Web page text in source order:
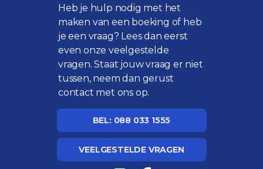
Heb je hulp nodig met het
maken van een boeking of heb
je een vraag? Lees dan eerst
even onzeveelgestelde
vragen. Staat jouw vraag er niet
tussen, neem dan gerust
contact met ons op.
BEL: 088 033 1555
VEELGESTELDE VRAGEN